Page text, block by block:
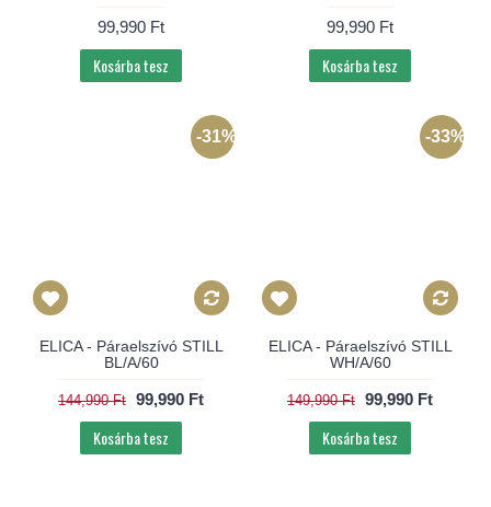
99,990 Ft
Kosárba tesz
99,990 Ft
Kosárba tesz
-31%
ELICA - Páraelszívó STILL
BL/A/60
144,990 Ft 99,990 Ft
Kosárba tesz
-33%
ELICA - Páraelszívó STILL
WH/A/60
149,990 Ft 99,990 Ft
Kosárba tesz